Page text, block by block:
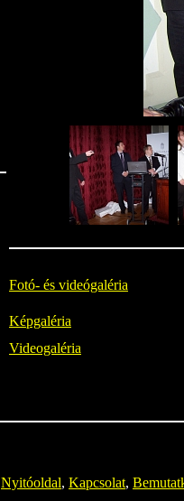
Fotó- és videógaléria
Képgaléria
Videogaléria
Nyitóoldal, Kapcsolat,